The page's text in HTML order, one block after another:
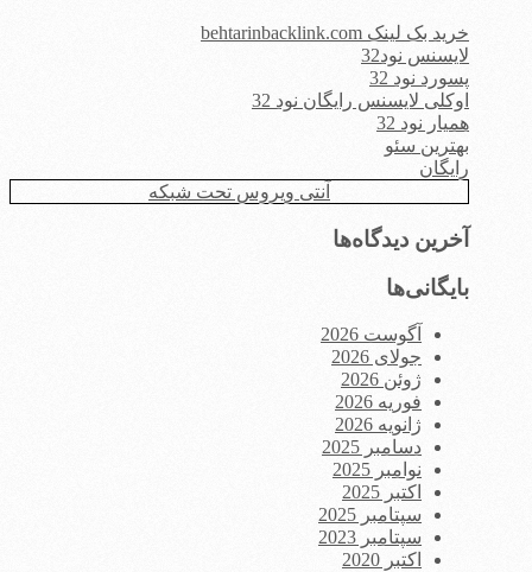
خرید بک لینک behtarinbacklink.com
لایسنس نود32
پسورد نود 32
اوکلی لایسنس رایگان نود 32
همیار نود 32
بهترین سئو
رایگان
آنتی ویروس تحت شبکه
آخرین دیدگاه‌ها
بایگانی‌ها
آگوست 2026
جولای 2026
ژوئن 2026
فوریه 2026
ژانویه 2026
دسامبر 2025
نوامبر 2025
اکتبر 2025
سپتامبر 2025
سپتامبر 2023
اکتبر 2020